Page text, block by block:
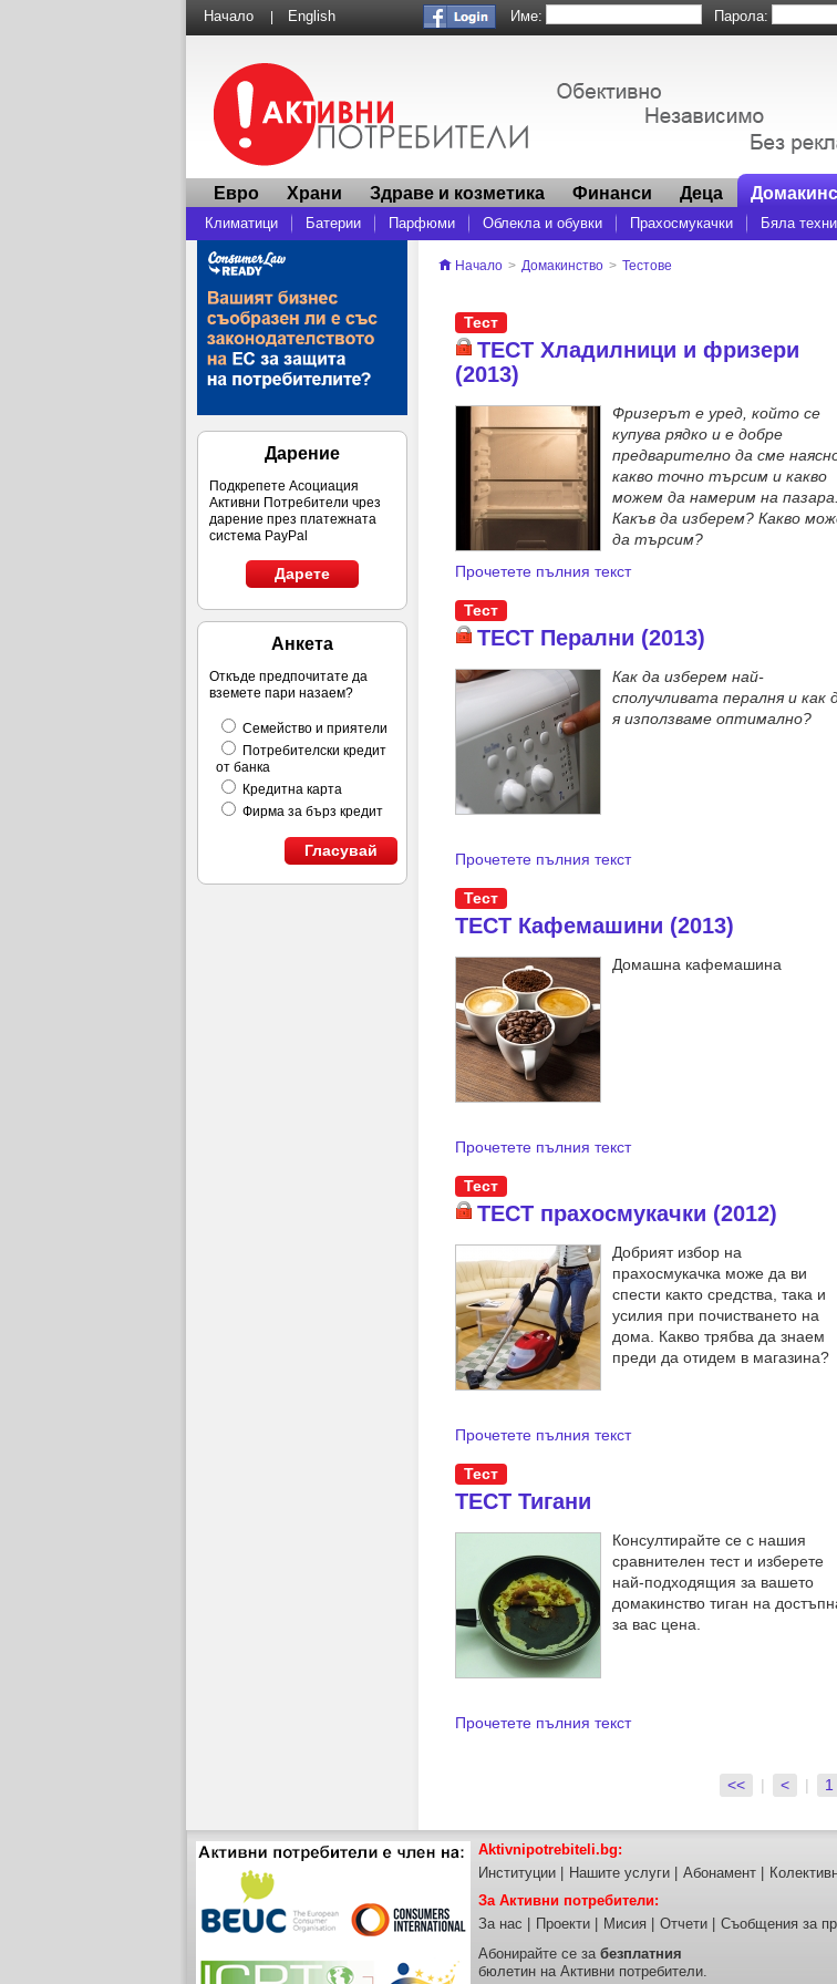
Начало English Име: Парола:
Евро Храни Здраве и козметика Финанси Деца
Климатици Батерии Парфюми Облекла и обувки Прахосмукачки Бяла
Дарение
Подкрепете Асоциация
Активни Потребители чрез
дарение през платежната
система PayPal
Дарете
Анкета
Откъде предпочитате да
вземете пари назаем?
Семейство и приятели
Потребителски кредит
от банка
Кредитна карта
Фирма за бърз кредит
Гласувай
Начало > Домакинство > Тестове
Тест
ТЕСТ Хладилници и фризери
(2013)
Фризерът е уред, който се
купува рядко и е добре
предварително да сме
какво точно търсим и какво
можем да намерим на пазара.
Какъв да изберем? Какво
да търсим?
Прочетете пълния текст
Тест
ТЕСТ Перални (2013)
Как да изберем най-
сполучливата пералня и как
я използваме оптимално?
Прочетете пълния текст
Тест
ТЕСТ Кафемашини (2013)
Домашна кафемашина
Прочетете пълния текст
Тест
ТЕСТ прахосмукачки (2012)
Добрият избор на
прахосмукачка може да ви
спести както средства, така и
усилия при почистването на
дома. Какво трябва да знаем
преди да отидем в магазина?
Прочетете пълния текст
Тест
ТЕСТ Тигани
Консултирайте се с нашия
сравнителен тест и изберете
най-подходящия за вашето
домакинство тиган на
за вас цена.
Прочетете пълния текст
<< | < | 1
Aktivnipotrebiteli.bg:
Институции
Нашите услуги Абонамент
За Активни потребители:
За нас
Проекти Мисия Отчети Съобщения за
Абонирайте се за безплатния
бюлетин на Активни потребители.